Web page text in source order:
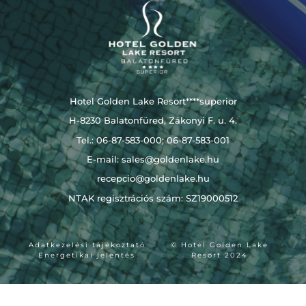
Hotel Golden Lake Resort****superior
H-8230 Balatonfüred, Zákonyi F. u. 4.
Tel.: 06-87-583-000; 06-87-583-001
E-mail: sales@goldenlake.hu
recepcio@goldenlake.hu
NTAK regisztrációs szám: SZ19000512
© Hotel Golden Lake
Resort 2024
Adatkezelési tájékoztató
Energetikai jelentés